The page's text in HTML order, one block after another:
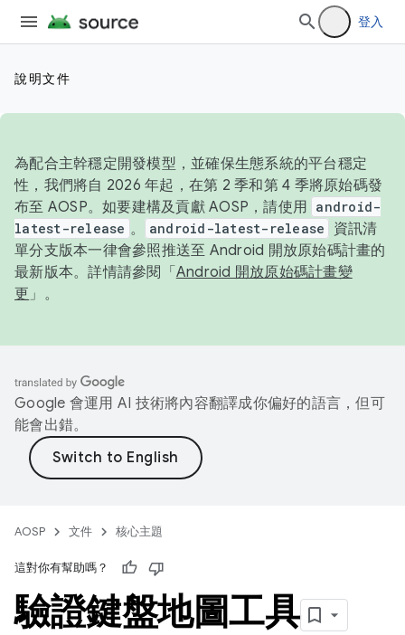
登入
說明文件
為配合主幹穩定開發模型，並確保生態系統的平台穩定
性，我們將自 2026 年起，在第 2 季和第 4 季將原始碼發
布至 AOSP。如要建構及貢獻 AOSP，請使用 android-
latest-release 。 android-latest-release
資訊清
單分支版本一律會參照推送至 Android 開放原始碼計畫的
最新版本。詳情請參閱「 Android 開放原始碼計畫變
更 」。
Google 會運用 AI 技術將內容翻譯成你偏好的語言，但可
能會出錯。
AOSP 文件 核心主題
這對你有幫助嗎？
驗證鍵盤地圖工具